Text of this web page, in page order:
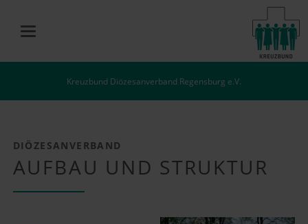
Kreuzbund Diözesanverband Regensburg e.V.
DIÖZESANVERBAND
AUFBAU UND STRUKTUR